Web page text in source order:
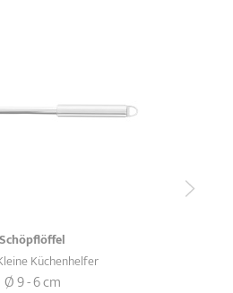
Schöpflöffel
Küchenhelfer
Ø 9 - 6 cm